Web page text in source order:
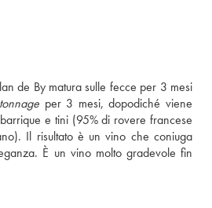
de By matura sulle fecce per 3 mesi
per 3 mesi, dopodiché viene
e tini (95% di rovere francese
Il risultato è un vino che coniuga
È un vino molto gradevole fin